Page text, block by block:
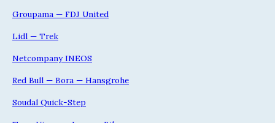
Groupama — FDJ United
Lidl — Trek
Netcompany INEOS
Red Bull — Bora — Hansgrohe
Soudal Quick-Step